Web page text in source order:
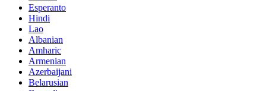
Esperanto
Hindi
Lao
Albanian
Amharic
Armenian
Azerbaijani
Belarusian